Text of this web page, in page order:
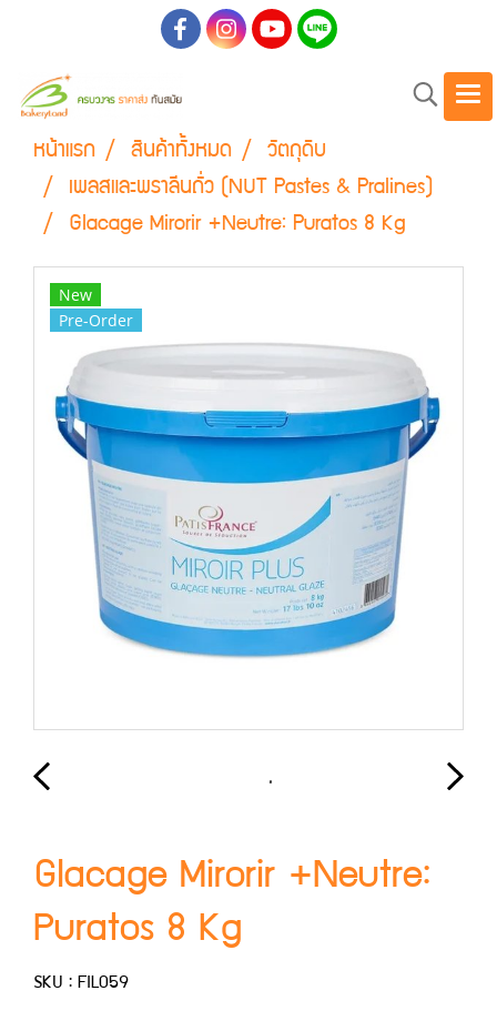
หน้าแรก สินค้าทั้งหมด วัตถุดิบ
เพลสและพราลีนถั่ว (NUT Pastes & Pralines)
Glacage Mirorir +Neutre: Puratos 8 Kg
New
Pre-Order
Glacage Mirorir +Neutre:
Puratos 8 Kg
SKU : FIL059